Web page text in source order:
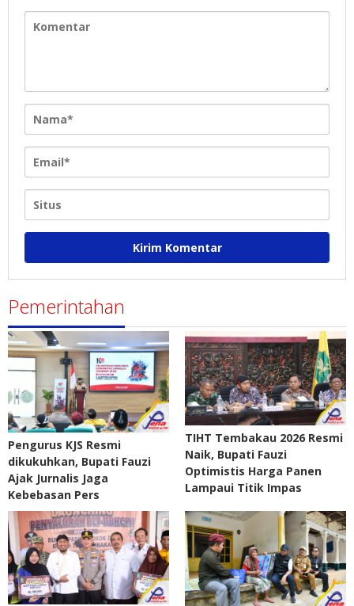
Pemerintahan
Pengurus KJS Resmi
dikukuhkan, Bupati Fauzi
Ajak Jurnalis Jaga
Kebebasan Pers
TIHT Tembakau 2026 Resmi
Naik, Bupati Fauzi
Optimistis Harga Panen
Lampaui Titik Impas